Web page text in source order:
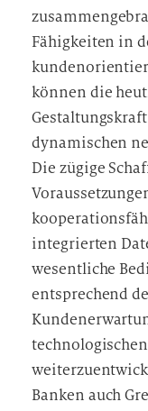
Fähigkeiten in
können die
dynamischen
Die zügige
integrierten
wesentliche
entsprechend
Banken auch